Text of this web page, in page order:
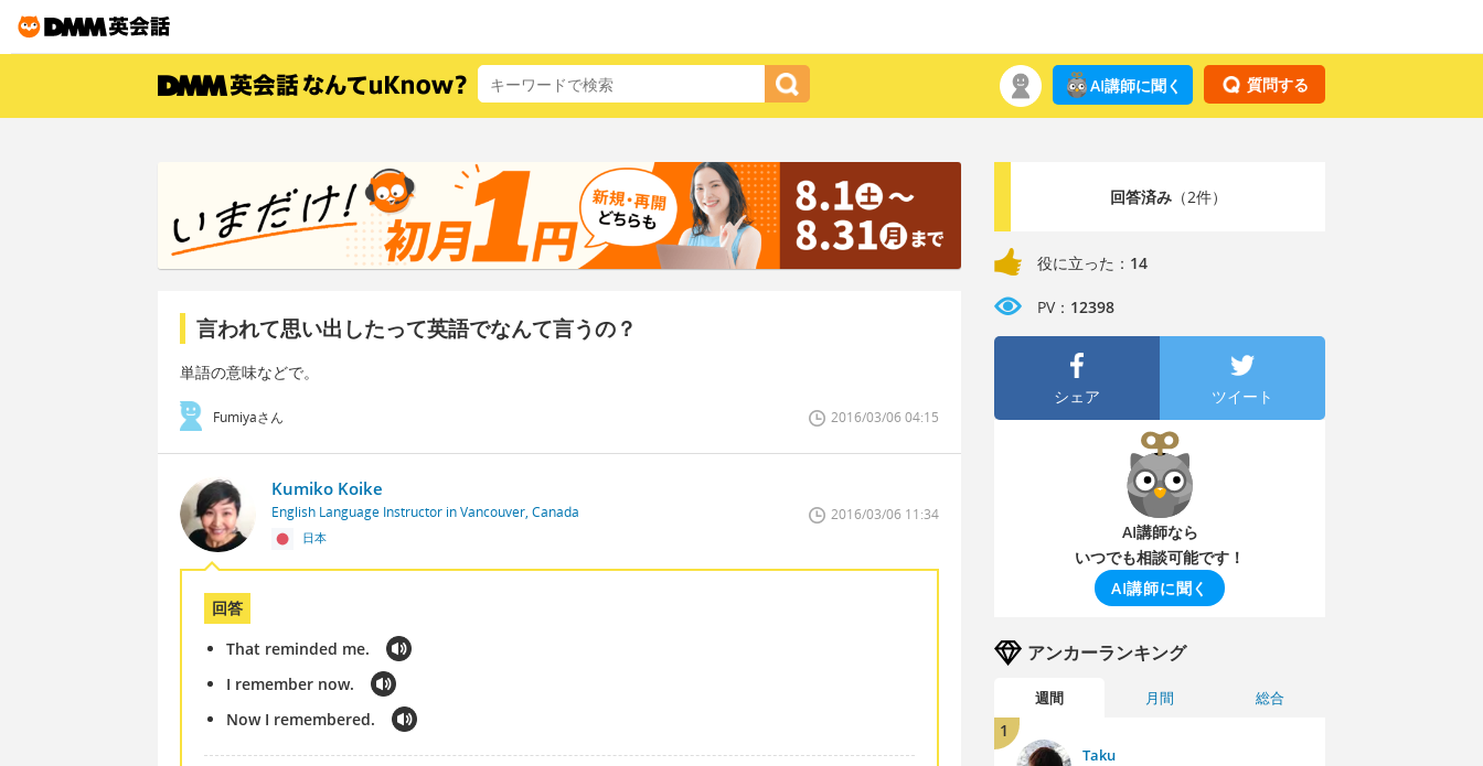
質問する
AI講師に聞く
言われて思い出したって英語でなんて言うの？
単語の意味などで。
Fumiyaさん 2016/03/06 04:15
Kumiko Koike
English Language Instructor in Vancouver, Canada
日本
2016/03/06 11:34
回答
That reminded me.
I remember now.
Now I remembered.
回答済み（2件）
役に立った： 14
PV： 12398
シェア ツイート
AI講師なら
いつでも相談可能です！
AI講師に聞く
アンカーランキング
週間 月間 総合
1
Taku